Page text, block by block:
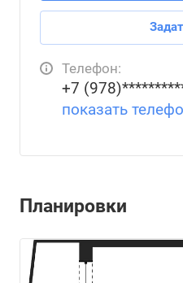
Телефон:
+7
показать
Планировки